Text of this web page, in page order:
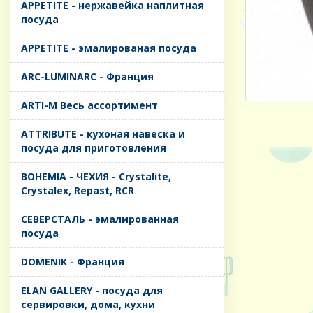
APPETITE - нержавейка наплитная
посуда
APPETITE - эмалированая посуда
ARC-LUMINARC - Франция
ARTI-M Весь ассортимент
ATTRIBUTE - кухоная навеска и
посуда для приготовления
BOHEMIA - ЧЕХИЯ - Crystalite,
Crystalex, Repast, RCR
CЕВЕРСТАЛЬ - эмалированная
посуда
DOMENIK - Франция
ELAN GALLERY - посуда для
сервировки, дома, кухни